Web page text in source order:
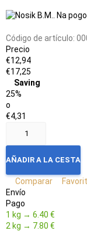
to
a
tabla
de
comparación
Código de artículo:
Precio
€12,94
€17,25
Saving
25%
o
€4,31
AÑADIR A LA CESTA
Comparar
Envío
Pago
1 kg → 6.40 €
2 kg → 7.80 €